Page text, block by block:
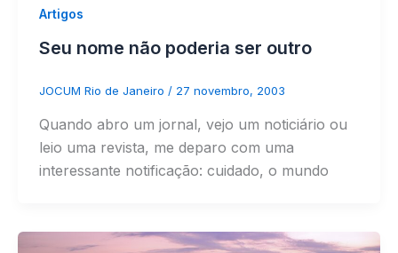
Artigos
Seu nome não poderia ser outro
JOCUM Rio de Janeiro / 27 novembro, 2003
Quando abro um jornal, vejo um noticiário ou
leio uma revista, me deparo com uma
interessante notificação: cuidado, o mundo